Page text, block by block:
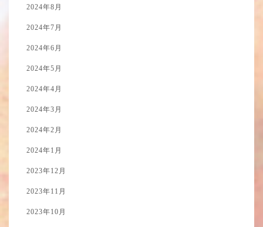
2024年8月
2024年7月
2024年6月
2024年5月
2024年4月
2024年3月
2024年2月
2024年1月
2023年12月
2023年11月
2023年10月